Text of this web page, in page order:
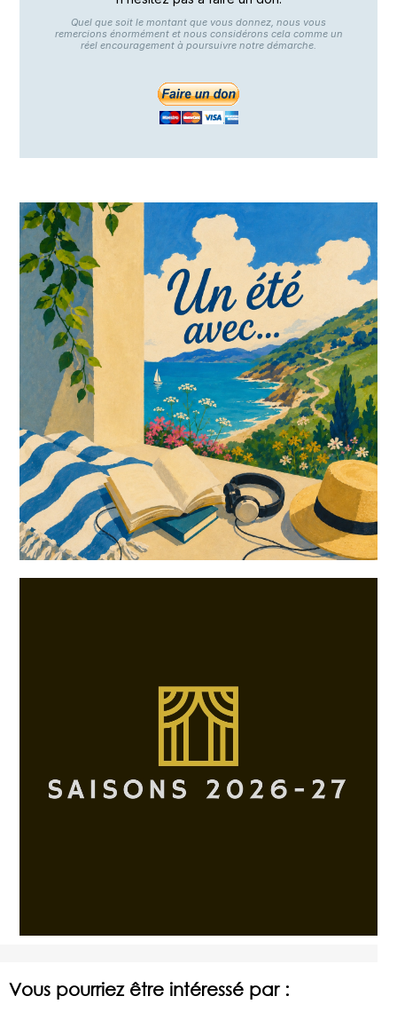
Quel que soit le montant que vous donnez, nous vous
remercions énormément et nous considérons cela comme un
réel encouragement à poursuivre notre démarche.
Vous pourriez être intéressé par :